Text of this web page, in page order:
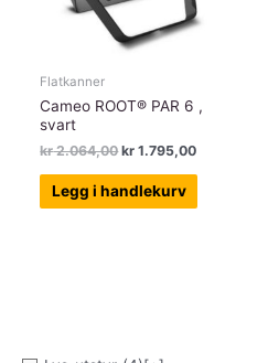
Flatkanner
Cameo ROOT® PAR 6 ,
svart
kr2.064,00Opprinnelig
var:
kr 2.064,00.
kr 1.795,00Nåværende
kr 1.795,00.
Legg i handlekurv